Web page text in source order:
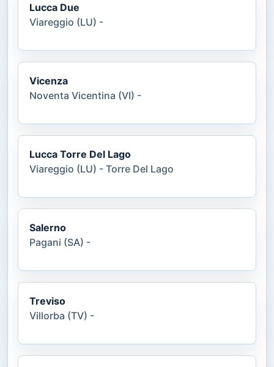
Lucca Due
Viareggio (LU) -
Vicenza
Noventa Vicentina (VI) -
Lucca Torre Del Lago
Viareggio (LU) - Torre Del Lago
Salerno
Pagani (SA) -
Treviso
Villorba (TV) -